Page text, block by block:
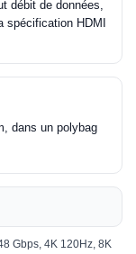
débit de données,
spécification HDMI
dans un polybag
Gbps, 4K 120Hz, 8K